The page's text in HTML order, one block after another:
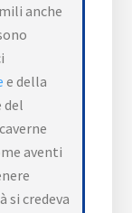
anche
e della
del
aventi
si credeva